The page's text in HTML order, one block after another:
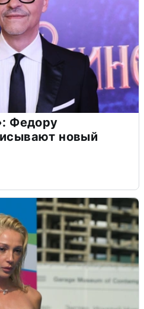
Федору
новый